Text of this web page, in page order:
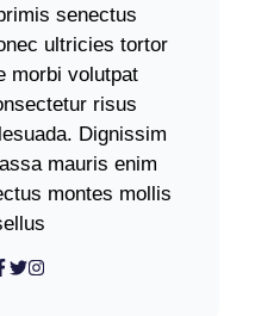
senectus
ultricies tortor
morbi volutpat
risus
Dignissim
mauris enim
montes mollis